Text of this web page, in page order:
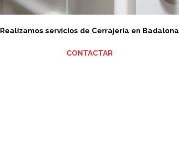
Realizamos servicios de Cerrajería en Badalona
CONTACTAR